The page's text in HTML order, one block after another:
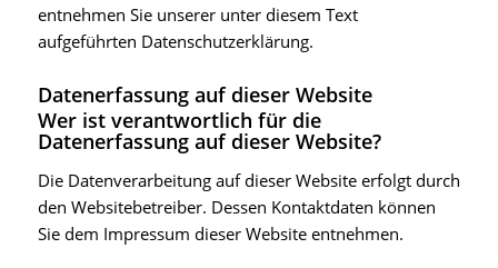
entnehmen Sie unserer unter diesem Text
aufgeführten Datenschutzerklärung.
Datenerfassung auf dieser Website
Wer ist verantwortlich für die
Datenerfassung auf dieser Website?
Die Datenverarbeitung auf dieser Website erfolgt durch
den Websitebetreiber. Dessen Kontaktdaten können
Sie dem Impressum dieser Website entnehmen.